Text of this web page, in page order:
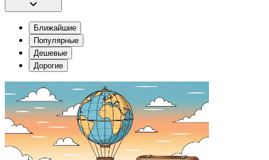
Ближайшие
Популярные
Дешевые
Дорогие